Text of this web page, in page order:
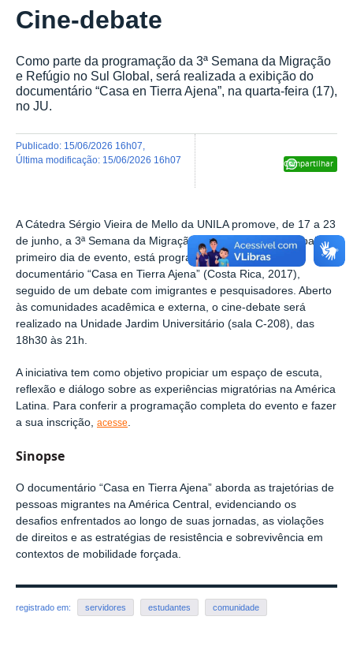
Cine-debate
Como parte da programação da 3ª Semana da Migração
e Refúgio no Sul Global, será realizada a exibição do
documentário “Casa en Tierra Ajena”, na quarta-feira (17),
no JU.
Compartilhar
publicado: 15/06/2026 16h07
última modificação: 15/06/2026 16h07
A Cátedra Sérgio Vieira de Mello da UNILA promove, de 17 a 23
de junho, a 3ª Semana da Migração e Refúgio no Sul Global. No
primeiro dia de evento, está programada a exibição do
documentário “Casa en Tierra Ajena” (Costa Rica, 2017),
seguido de um debate com imigrantes e pesquisadores. Aberto
às comunidades acadêmica e externa, o cine-debate será
realizado na Unidade Jardim Universitário (sala C-208), das
18h30 às 21h.
A iniciativa tem como objetivo propiciar um espaço de escuta,
reflexão e diálogo sobre as experiências migratórias na América
Latina. Para conferir a programação completa do evento e fazer
a sua inscrição, acesse.
Sinopse
O documentário “Casa en Tierra Ajena” aborda as trajetórias de
pessoas migrantes na América Central, evidenciando os
desafios enfrentados ao longo de suas jornadas, as violações
de direitos e as estratégias de resistência e sobrevivência em
contextos de mobilidade forçada.
registrado em: servidores estudantes comunidade